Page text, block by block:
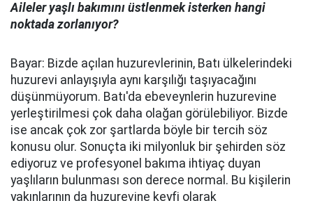
Aileler yaşlı bakımını üstlenmek isterken hangi
noktada zorlanıyor?
Bayar: Bizde açılan huzurevlerinin, Batı ülkelerindeki
huzurevi anlayışıyla aynı karşılığı taşıyacağını
düşünmüyorum. Batı'da ebeveynlerin huzurevine
yerleştirilmesi çok daha olağan görülebiliyor. Bizde
ise ancak çok zor şartlarda böyle bir tercih söz
konusu olur. Sonuçta iki milyonluk bir şehirden söz
ediyoruz ve profesyonel bakıma ihtiyaç duyan
yaşlıların bulunması son derece normal. Bu kişilerin
yakınlarının da huzurevine keyfi olarak